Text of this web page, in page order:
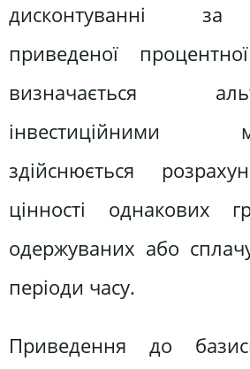
дисконтуванні
приведеної
визначається
інвестиційними
здійснюється
цінності однакових
одержуваних або
періоди часу.
Приведення до